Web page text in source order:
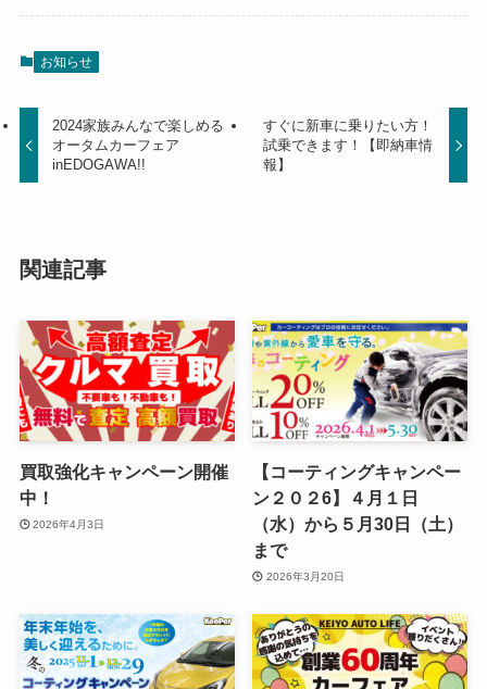
お知らせ
2024家族みんなで楽しめる
オータムカーフェア
inEDOGAWA!!
すぐに新車に乗りたい方！
試乗できます！【即納車情
報】
関連記事
買取強化キャンペーン開催
中！
2026年4月3日
【コーティングキャンペー
ン２０２6】４月１日
（水）から５月30日（土）
まで
2026年3月20日